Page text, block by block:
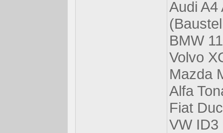
Audi A4
BMW
Volvo
Mazda
Alfa
Fiat
VW ID3